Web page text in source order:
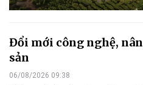
Đổi mới công nghệ,
sản
06/08/2026 09:38